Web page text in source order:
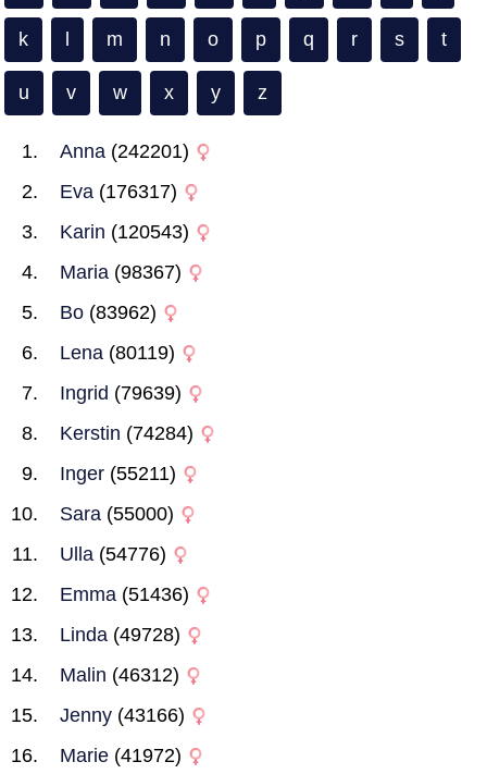
k m n o p q r s t
u v w x y z
Anna (242201)
Eva (176317)
Karin (120543)
Maria (98367)
Bo (83962)
Lena (80119)
Ingrid (79639)
Kerstin (74284)
Inger (55211)
Sara (55000)
Ulla (54776)
Emma (51436)
Linda (49728)
Malin (46312)
Jenny (43166)
Marie (41972)